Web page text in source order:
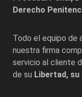
Derecho
Todo el equipo de
nuestra firma
servicio al cliente
de su Libertad,